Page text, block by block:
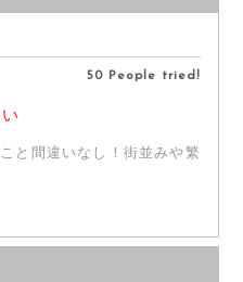
50 People tried!
と間違いなし！街並みや繁